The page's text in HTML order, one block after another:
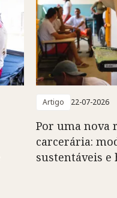
Artigo 22-07-2026
Por uma nova
carcerária:
sustentáveis e